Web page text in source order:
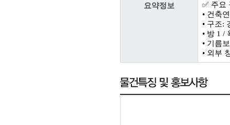
요약정보
✅ 주요
• 건축
• 구조:
• 방 1 /
• 기름
• 외부